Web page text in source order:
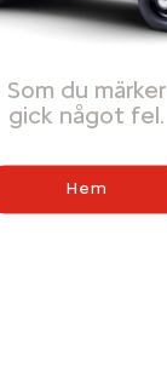
Som du märker
gick något fel.
Hem